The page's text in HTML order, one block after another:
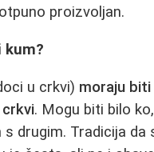
proizvoljan.
kum?
u crkvi) moraju
. Mogu biti bilo
s drugim. Tradicija